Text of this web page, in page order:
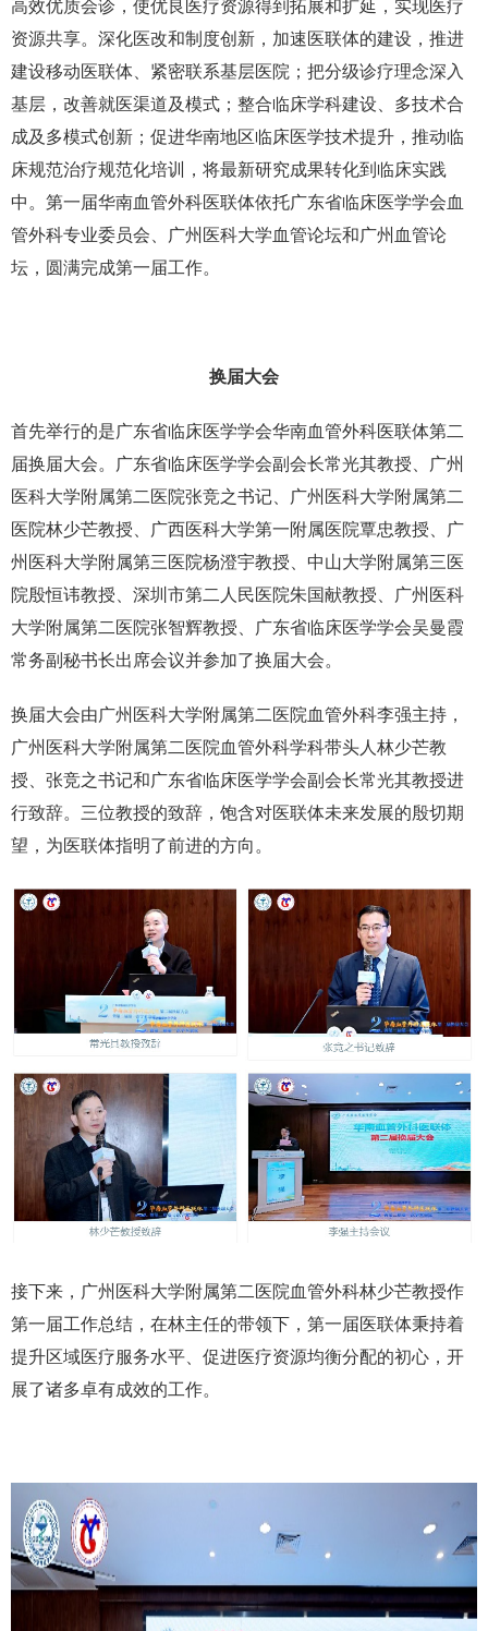
高效优质会诊，使优良医疗资源得到拓展和扩延，实现医疗
资源共享。深化医改和制度创新，加速医联体的建设，推进
建设移动医联体、紧密联系基层医院；把分级诊疗理念深入
基层，改善就医渠道及模式；整合临床学科建设、多技术合
成及多模式创新；促进华南地区临床医学技术提升，推动临
床规范治疗规范化培训，将最新研究成果转化到临床实践
中。第一届华南血管外科医联体依托广东省临床医学学会血
管外科专业委员会、广州医科大学血管论坛和广州血管论
坛，圆满完成第一届工作。
换届大会
首先举行的是广东省临床医学学会华南血管外科医联体第二
届换届大会。广东省临床医学学会副会长常光其教授、广州
医科大学附属第二医院张竞之书记、广州医科大学附属第二
医院林少芒教授、广西医科大学第一附属医院覃忠教授、广
州医科大学附属第三医院杨澄宇教授、中山大学附属第三医
院殷恒讳教授、深圳市第二人民医院朱国献教授、广州医科
大学附属第二医院张智辉教授、广东省临床医学学会吴曼霞
常务副秘书长出席会议并参加了换届大会。
换届大会由广州医科大学附属第二医院血管外科李强主持，
广州医科大学附属第二医院血管外科学科带头人林少芒教
授、张竞之书记和广东省临床医学学会副会长常光其教授进
行致辞。三位教授的致辞，饱含对医联体未来发展的殷切期
望，为医联体指明了前进的方向。
接下来，广州医科大学附属第二医院血管外科林少芒教授作
第一届工作总结，在林主任的带领下，第一届医联体秉持着
提升区域医疗服务水平、促进医疗资源均衡分配的初心，开
展了诸多卓有成效的工作。